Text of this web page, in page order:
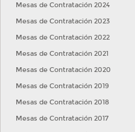
Mesas de Contratación 2024
Mesas de Contratación 2023
Mesas de Contratación 2022
Mesas de Contratación 2021
Mesas de Contratación 2020
Mesas de Contratación 2019
Mesas de Contratación 2018
Mesas de Contratación 2017